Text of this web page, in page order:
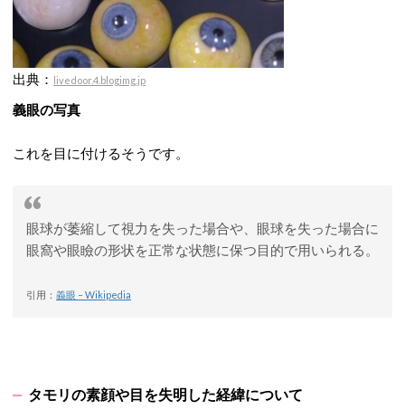
出典： livedoor.4.blogimg.jp
義眼の写真
これを目に付けるそうです。
眼球が萎縮して視力を失った場合や、眼球を失った場合に
眼窩や眼瞼の形状を正常な状態に保つ目的で用いられる。
引用： 義眼 – Wikipedia
タモリの素顔や目を失明した経緯について